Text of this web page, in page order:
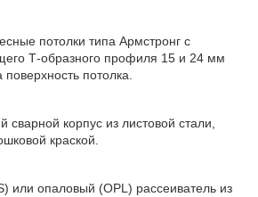
потолки типа Армстронг с
Т-образного профиля 15 и 24 мм
потолка.
сварной корпус из листовой стали,
краской.
или опаловый (OPL) рассеиватель из